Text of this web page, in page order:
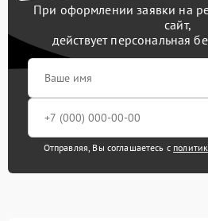
При оформлении заявки на
сайт,
действует персональная
Отправляя, Вы соглашаетесь с